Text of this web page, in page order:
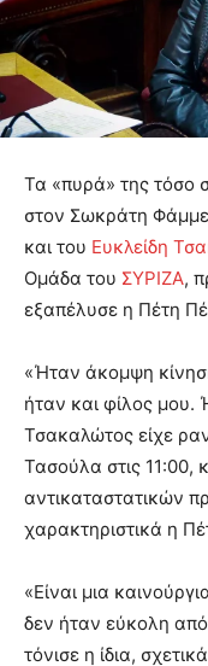
Τα «πυρά» της τόσο
στον Σωκράτη
και του Ευκλείδη
Ομάδα του ΣΥΡΙΖΑ,
εξαπέλυσε η Πέτη
«Ήταν άκομψη
ήταν και φίλος μου.
Τσακαλώτος είχε
Τασούλα στις 11:00,
αντικαταστατικών
χαρακτηριστικά η
«Είναι μια
δεν ήταν εύκολη
τόνισε η ίδια,